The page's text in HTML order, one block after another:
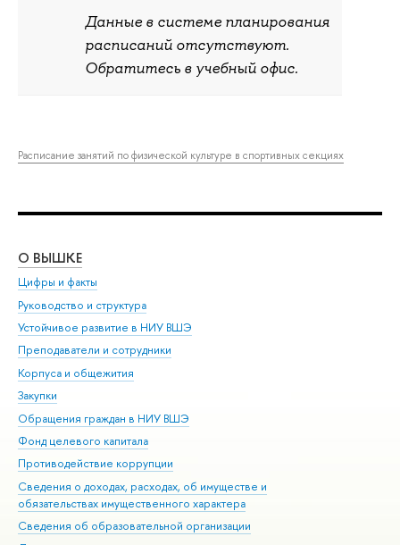
Данные в системе планирования
расписаний отсутствуют.
Обратитесь в учебный офис.
Расписание занятий по физической культуре в спортивных секциях
О ВЫШКЕ
Цифры и факты
Руководство и структура
Устойчивое развитие в НИУ ВШЭ
Преподаватели и сотрудники
Корпуса и общежития
Закупки
Обращения граждан в НИУ ВШЭ
Фонд целевого капитала
Противодействие коррупции
Сведения о доходах, расходах, об имуществе и
обязательствах имущественного характера
Сведения об образовательной организации